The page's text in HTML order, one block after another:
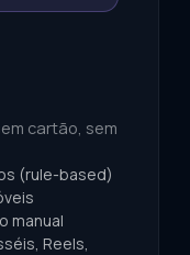
cartão, sem
(rule-based)
manual
Reels,